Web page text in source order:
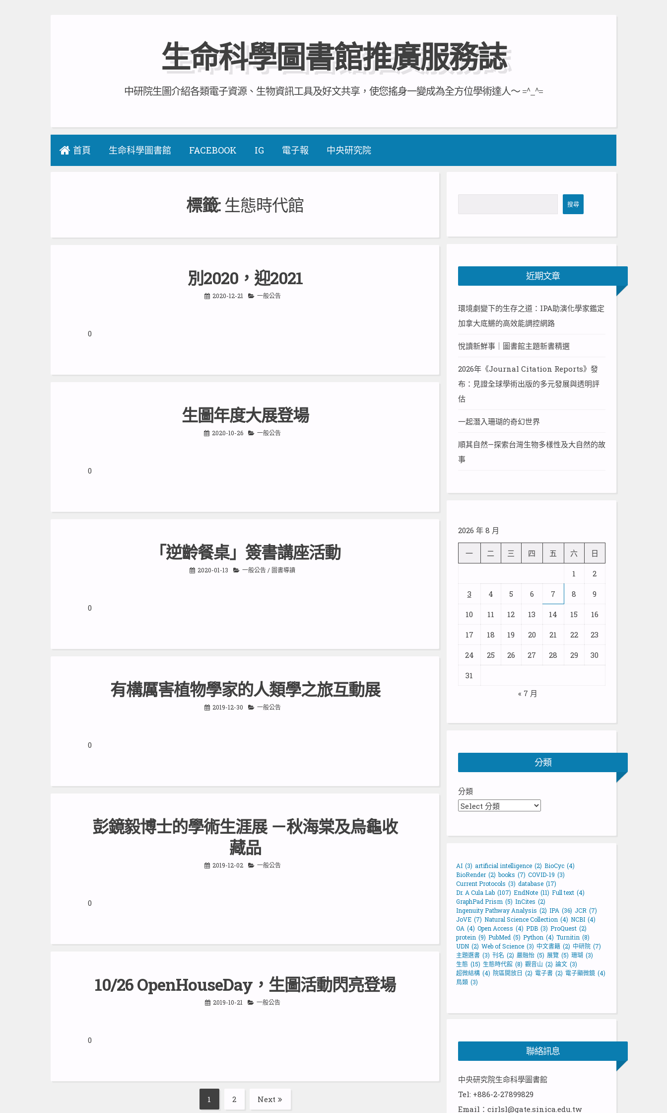
生命科學圖書館推廣服務誌
中研院生圖介紹各類電子資源、生物資訊工具及好文共享，使您搖身一變成為全方位學術達人～ =^_^=
首頁 生命科學圖書館 FACEBOOK IG 電子報 中央研究院
標籤: 生態時代館
別2020，迎2021
2020-12-21 一般公告
0
生圖年度大展登場
2020-10-26 一般公告
0
「逆齡餐桌」簽書講座活動
2020-01-13 一般公告 / 圖書導讀
0
有構厲害植物學家的人類學之旅互動展
2019-12-30 一般公告
0
彭鏡毅博士的學術生涯展 －秋海棠及烏龜收
藏品
2019-12-02 一般公告
0
10/26 OpenHouseDay，生圖活動閃亮登場
2019-10-21 一般公告
0
Page
1 Page
2 Next
尋
搜尋
近期文章
環境劇變下的生存之道：IPA助演化學家鑑定
加拿大底鱂的高效能調控網路
悅讀新鮮事｜圖書館主題新書精選
2026年《Journal Citation Reports》發
布：見證全球學術出版的多元發展與透明評
估
一起潛入珊瑚的奇幻世界
順其自然—探索台灣生物多樣性及大自然的故
事
2026 年 8 月
一 二 三 四 五 六 日
1 2
3 4 5 6 7 8 9
10 11 12 13 14 15 16
17 18 19 20 21 22 23
24 25 26 27 28 29 30
31
« 7 月
分類
分類
AI (3) artificial intelligence (2) BioCyc (4)
BioRender (2) books (7) COVID-19 (3)
Current Protocols (3) database (17)
Dr. A Cula Lab (107) EndNote (11) Full text (4)
GraphPad Prism (5) InCites (2)
Ingenuity Pathway Analysis (2) IPA (36) JCR (7)
JoVE (7) Natural Science Collection (4) NCBI (4)
OA (4) Open Access (4) PDB (3) ProQuest (2)
protein (9) PubMed (5) Python (4) Turnitin (8)
UDN (2) Web of Science (3) 中文書籍 (2) 中研院 (7)
主題選書 (3) 刊名 (2) 嚴融怡 (5) 展覽 (5) 珊瑚 (3)
生態 (15) 生態時代館 (8) 觀音山 (2) 論文 (3)
超微結構 (4) 院區開放日 (2) 電子書 (2) 電子顯微鏡 (4)
鳥類 (3)
聯絡訊息
中央研究院生命科學圖書館
Tel: +886-2-27899829
Email：cirlsl@gate.sinica.edu.tw